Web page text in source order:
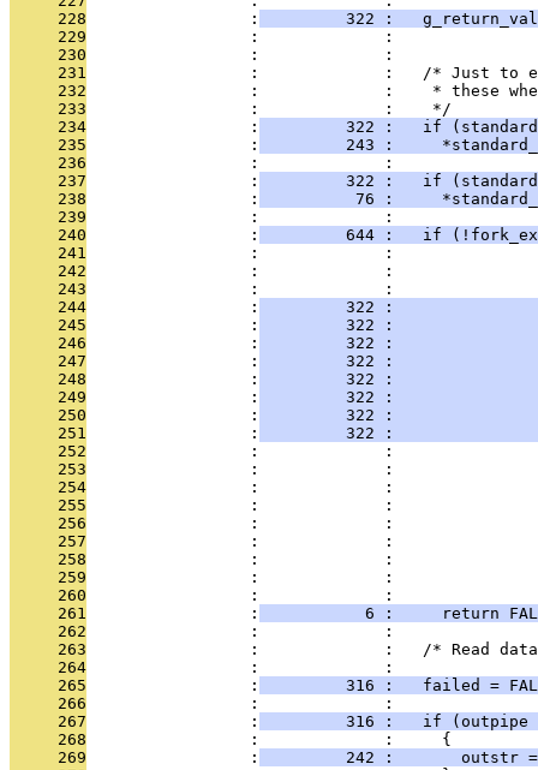
     228
                 :
322 :
     229
:             :
     230
                 :             :
     231
:             :   /* Just to
     232
:             :    * these
     233
                 :             :    */
     234
                 :
322 :   if
     235
                 :
243 :
     236
                 :             :
     237
                 :
322 :   if
     238
                 :
76 :
     239
                 :             :
     240
                 :
644 :   if
     241
:             :
     242
:             :
     243
:             :
     244
                 :
322 :
     245
                 :
322 :
     246
                 :
322 :
     247
                 :
322 :
     248
                 :
322 :
     249
                 :
322 :
     250
                 :
322 :
     251
                 :
322 :
     252
:             :
     253
:             :
     254
:             :
     255
:             :
     256
:             :
     257
:             :
     258
:             :
     259
:             :
     260
:             :
     261
                 :
6 :     return
     262
                 :             :
     263
:             :   /* Read
     264
                 :             :
     265
                 :
316 :   failed =
     266
                 :             :
     267
                 :
316 :   if (outpipe
     268
                 :             :     {
     269
                 :
242 :       outstr